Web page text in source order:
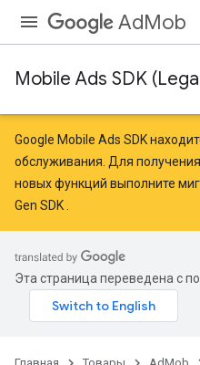
AdMob
Mobile Ads SDK
Google Mobile Ads SDK
обслуживания. Для
новых функций выполните
Gen SDK
Эта страница переведена с